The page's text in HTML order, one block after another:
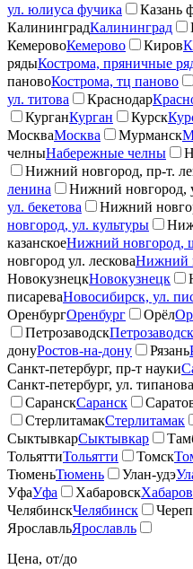
ул. юлиуса фучика
Казань
КалининградКалининград
КемеровоКемерово Киров
рядыКострома, пряничные
пановоКострома, тц паново
ул. титова
Краснодар
КурганКурган Курск
МоскваМосква Мурманск
челныНабережные челны
Нижний новгород, пр-т.
ленина
Нижний новгород,
ул. бекетова
Нижний
новгород, ул. культуры
казанскоеНижний новгород,
новгород ул. лесковаНижний
НовокузнецкНовокузнецк
писареваНовосибирск, ул.
ОренбургОренбург Орёл
ПетрозаводскПетрозаводск
донуРостов-на-дону Рязань
Санкт-петербург, пр-т науки
Санкт-петербург, ул. типанова
СаранскСаранск
СтерлитамакСтерлитамак
СыктывкарСыктывкар
ТольяттиТольятти Томск
ТюменьТюмень Улан-удэ
УфаУфа Хабаровск
ЧелябинскЧелябинск
ЯрославльЯрославль
Цена, от/до